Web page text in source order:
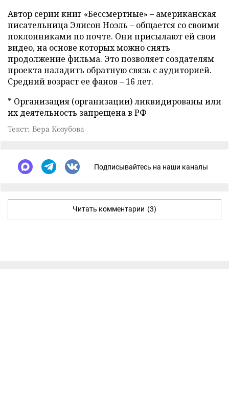
Автор серии книг «Бессмертные» – американская
писательница Элисон Ноэль – общается со своими
поклонниками по почте. Они присылают ей свои
видео, на основе которых можно снять
продолжение фильма. Это позволяет создателям
проекта наладить обратную связь с аудиторией.
Средний возраст ее фанов – 16 лет.
* Организация (организации) ликвидированы или
их деятельность запрещена в РФ
Текст: Вера Козубова
Подписывайтесь на наши каналы
Читать комментарии (3)